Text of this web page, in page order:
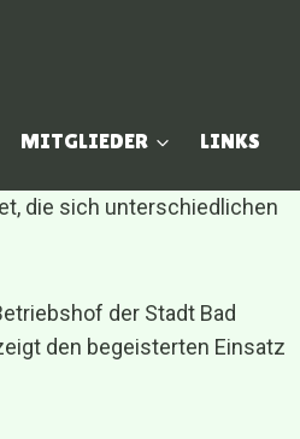
MITGLIEDER LINKS
die sich unterschiedlichen
der Stadt Bad
den begeisterten Einsatz